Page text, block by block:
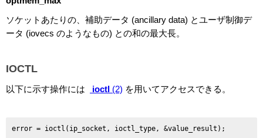
ソケットあたりの、補助データ (ancillary data) とユーザ制御デ
ータ (iovecs のようなもの) との和の最大長。
IOCTL
以下に示す操作には ioctl (2) を用いてアクセスできる。
error = ioctl(ip_socket, ioctl_type, &value_result);